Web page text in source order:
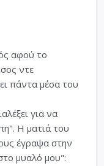
αφού το
ντε
πάντα μέσα του
για να
Η ματιά του
έγραψα στην
μυαλό μου":